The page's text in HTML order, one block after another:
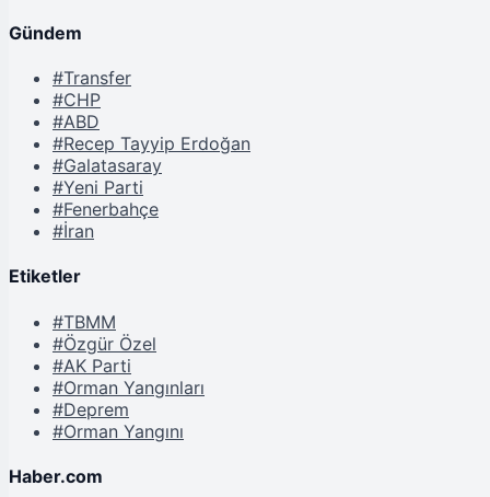
Gündem
#Transfer
#CHP
#ABD
#Recep Tayyip Erdoğan
#Galatasaray
#Yeni Parti
#Fenerbahçe
#İran
Etiketler
#TBMM
#Özgür Özel
#AK Parti
#Orman Yangınları
#Deprem
#Orman Yangını
Haber.com